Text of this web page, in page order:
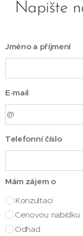
Napište
Jméno a příjmení
E-mail
Telefonní číslo
Mám zájem o
Konzultaci
Cenovou nabídku
Odhad